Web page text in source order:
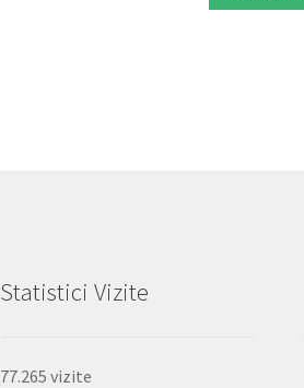
Statistici Vizite
77.265 vizite